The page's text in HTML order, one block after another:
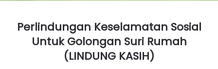
Perlindungan Keselamatan Sosial
Untuk Golongan Suri Rumah
(LINDUNG KASIH)